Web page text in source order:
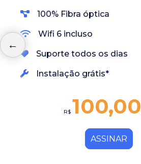
100% Fibra óptica
Wifi 6 incluso
Suporte todos os dias
Instalação grátis*
R$ 100,00
ASSINAR